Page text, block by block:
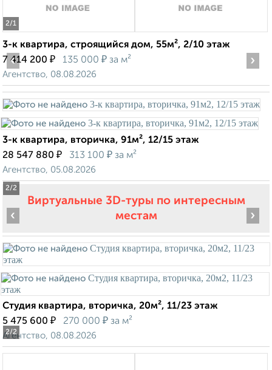
2/1
3-к квартира, строящийся дом, 55м², 2/10 этаж
7 414 200 ₽ 135 000 ₽ за м²
Агентство, 08.08.2026
2/2
‹ ›
3-к квартира, вторичка, 91м², 12/15 этаж
28 547 880 ₽ 313 100 ₽ за м²
Агентство, 05.08.2026
Виртуальные 3D-туры по интересным
местам
2/2
‹ ›
Студия квартира, вторичка, 20м², 11/23 этаж
5 475 600 ₽ 270 000 ₽ за м²
Агентство, 08.08.2026